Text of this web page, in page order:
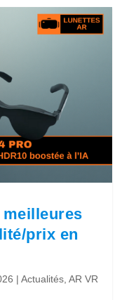
meilleures
prix en
|Actualités ,AR VR